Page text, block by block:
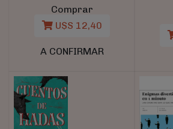
Comprar
U$S 12,40
A CONFIRMAR